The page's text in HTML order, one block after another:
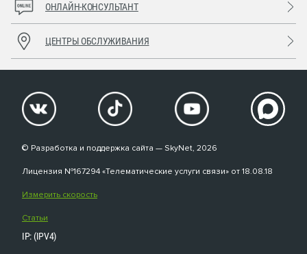
ОНЛАЙН-КОНСУЛЬТАНТ
ЦЕНТРЫ ОБСЛУЖИВАНИЯ
© Разработка и поддержка сайта — SkyNet, 2026
Лицензия №167294 «Телематические услуги связи» от 18.08.18
Измерить скорость
Статьи
IP: (IPV4)